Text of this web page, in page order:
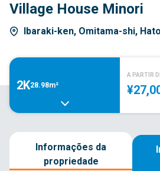
Village House Minori
Ibaraki-ken, Omitama-shi,
2K28.98m²
A PARTIR
Informações da
propriedade